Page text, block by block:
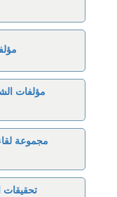
مؤلفات
مجموعة